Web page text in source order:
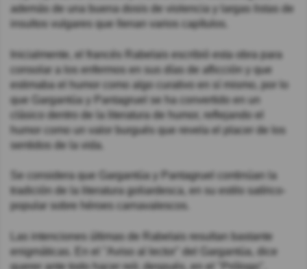
además de una buena dosis de violencia y largas listas de
insultos vulgares que llenan varios capítulos.
Inicialmente, el francés Rabelais escribió esta obra para
consolar a los enfermos en sus días de aflicción y que
estimaba el humor como algo curativo en sí mismo, por lo
que Gargantúa y Pantagruel se ha convertido en un
clásico dentro de la literatura de humor, reflejando el
humor como un valor burgués que revela el placer de los
sentidos de la vida.
Se considera que Gargantúa y Pantagruel continúan la
tradición de la literatura goliardesca, en su estilo satírico-
popular sobre héroes carnavalescos.
Las intenciones últimas de Rabelais resultan bastante
enigmáticas. En el "Aviso al lector" del Gargantúa, dice
querer ante todo hacer reír, después, en el "Prólogo",